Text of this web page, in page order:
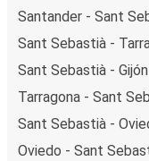
Santander - Sant
Sant Sebastià -
Sant Sebastià - Gijón
Tarragona - Sant
Sant Sebastià -
Oviedo - Sant